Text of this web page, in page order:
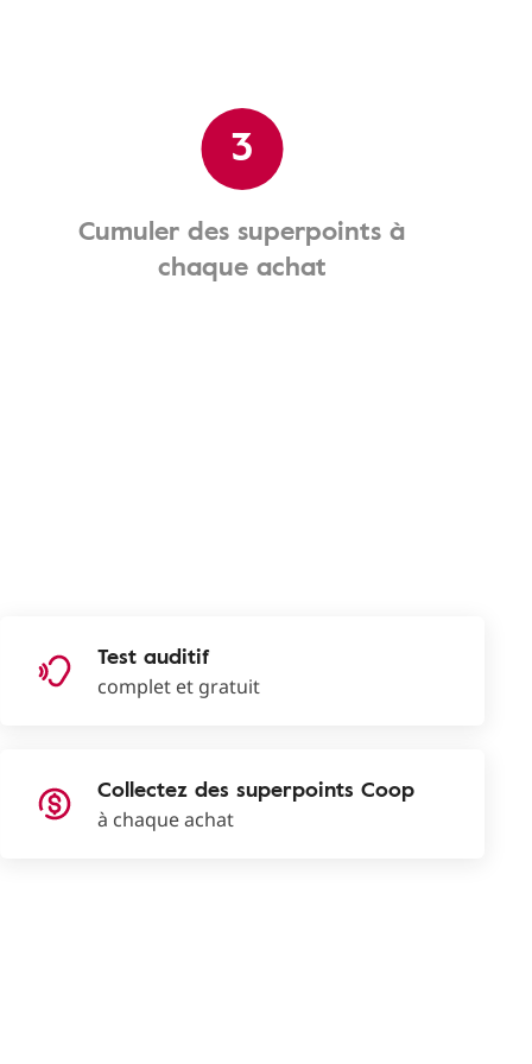
3
Cumuler des superpoints à
chaque achat
Test auditif
complet et gratuit
Collectez des superpoints Coop
à chaque achat